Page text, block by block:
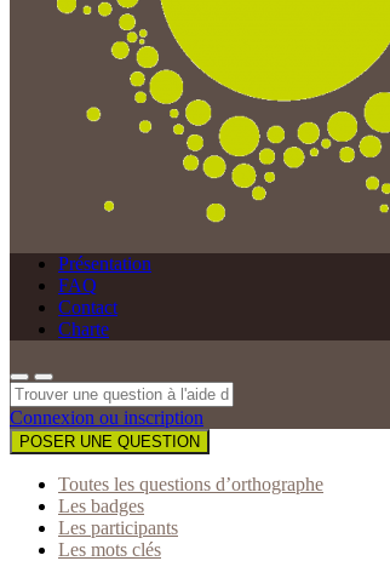
Présentation
FAQ
Contact
Charte
Connexion ou inscription
POSER UNE QUESTION
Toutes les questions d’orthographe
Les badges
Les participants
Les mots clés